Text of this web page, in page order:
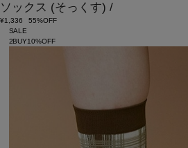
ソックス (そっくす) /
¥1,336
55%OFF
SALE
2BUY10%OFF